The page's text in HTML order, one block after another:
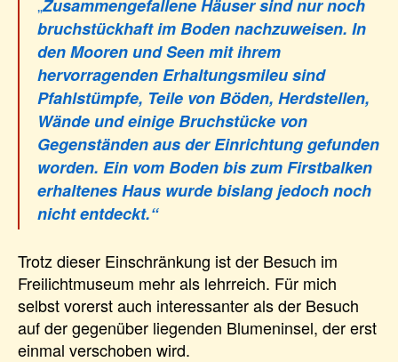
Zusammengefallene Häuser sind nur noch
bruchstückhaft im Boden nachzuweisen. In
den Mooren und Seen mit ihrem
hervorragenden Erhaltungsmileu sind
Pfahlstümpfe, Teile von Böden, Herdstellen,
Wände und einige Bruchstücke von
Gegenständen aus der Einrichtung gefunden
worden. Ein vom Boden bis zum Firstbalken
erhaltenes Haus wurde bislang jedoch noch
nicht entdeckt.“
Trotz dieser Einschränkung ist der Besuch im
Freilichtmuseum mehr als lehrreich. Für mich
selbst vorerst auch interessanter als der Besuch
auf der gegenüber liegenden Blumeninsel, der erst
einmal verschoben wird.